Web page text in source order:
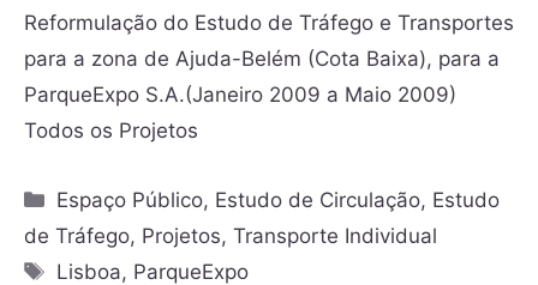
Reformulação do Estudo de Tráfego e Transportes
para a zona de Ajuda-Belém (Cota Baixa), para a
ParqueExpo S.A.(Janeiro 2009 a Maio 2009)
Todos os Projetos
Espaço Público, Estudo de Circulação, Estudo
de Tráfego, Projetos, Transporte Individual
Lisboa, ParqueExpo